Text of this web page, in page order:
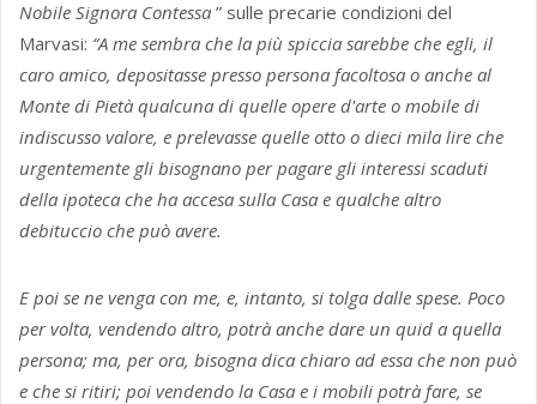
Nobile Signora Contessa ” sulle precarie condizioni del
Marvasi: “A me sembra che la più spiccia sarebbe che egli, il
caro amico, depositasse presso persona facoltosa o anche al
Monte di Pietà qualcuna di quelle opere d'arte o mobile di
indiscusso valore, e prelevasse quelle otto o dieci mila lire che
urgentemente gli bisognano per pagare gli interessi scaduti
della ipoteca che ha accesa sulla Casa e qualche altro
debituccio che può avere.
E poi se ne venga con me, e, intanto, si tolga dalle spese. Poco
per volta, vendendo altro, potrà anche dare un quid a quella
persona; ma, per ora, bisogna dica chiaro ad essa che non può
e che si ritiri; poi vendendo la Casa e i mobili potrà fare, se